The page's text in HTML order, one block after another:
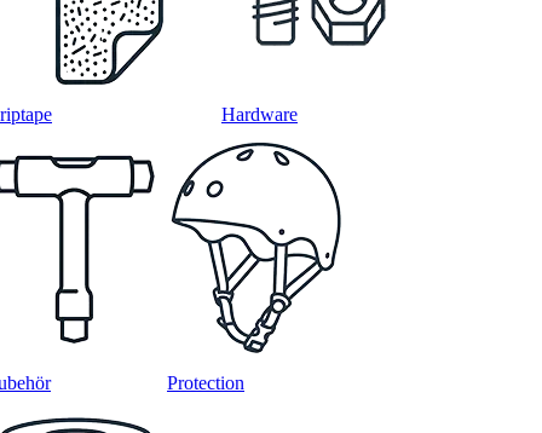
Hardware
Protection